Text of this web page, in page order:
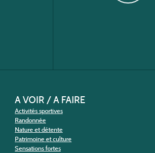
A VOIR / A FAIRE
Activités sportives
Randonnée
Nature et détente
Patrimoine et culture
Sensations fortes